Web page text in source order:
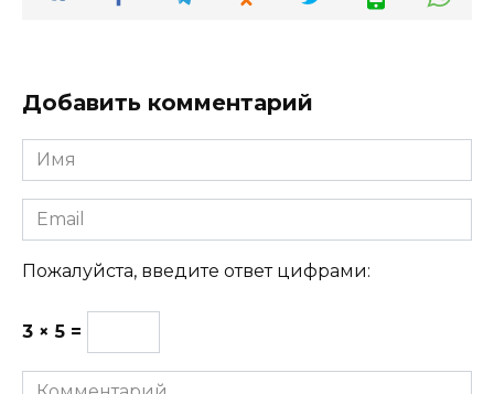
Добавить комментарий
Имя
Email
Пожалуйста, введите ответ цифрами:
3 × 5 =
Комментарий